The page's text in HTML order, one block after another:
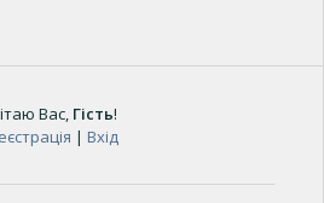
Вас, Гість!
| Вхід